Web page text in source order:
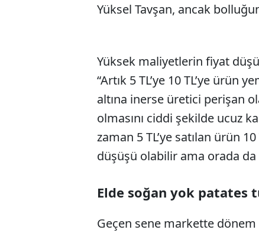
Yüksel Tavşan, ancak
Yüksek maliyetlerin fiyat
“Artık 5 TL’ye 10 TL’ye ürün
altına inerse üretici perişan
olmasını ciddi şekilde ucuz
zaman 5 TL’ye satılan ürün
düşüşü olabilir ama orada
Elde soğan yok patates
Geçen sene markette dönem